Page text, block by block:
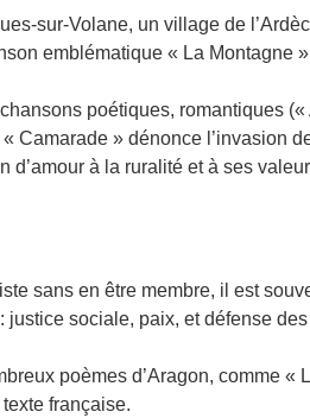
sur-Volane, un village de
emblématique « La Montagne
poétiques, romantiques
Camarade » dénonce l’invasion
d’amour à la ruralité et à ses
sans en être membre, il est
justice sociale, paix, et défense
poèmes d’Aragon, comme
française.